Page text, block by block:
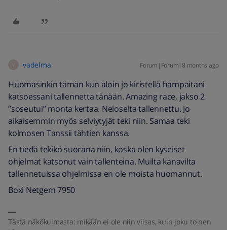
vadelma Forum|Forum|8 months ago
Huomasinkin tämän kun aloin jo kiristellä hampaitani
katsoessani tallennetta tänään. Amazing race, jakso 2
”soseutui” monta kertaa. Neloselta tallennettu. Jo
aikaisemmin myös selviytyjät teki niin. Samaa teki
kolmosen Tanssii tähtien kanssa.
En tiedä tekikö suorana niin, koska olen kyseiset
ohjelmat katsonut vain tallenteina. Muilta kanavilta
tallennetuissa ohjelmissa en ole moista huomannut.
Boxi Netgem 7950
Tästä näkökulmasta: mikään ei ole niin viisas, kuin joku toinen